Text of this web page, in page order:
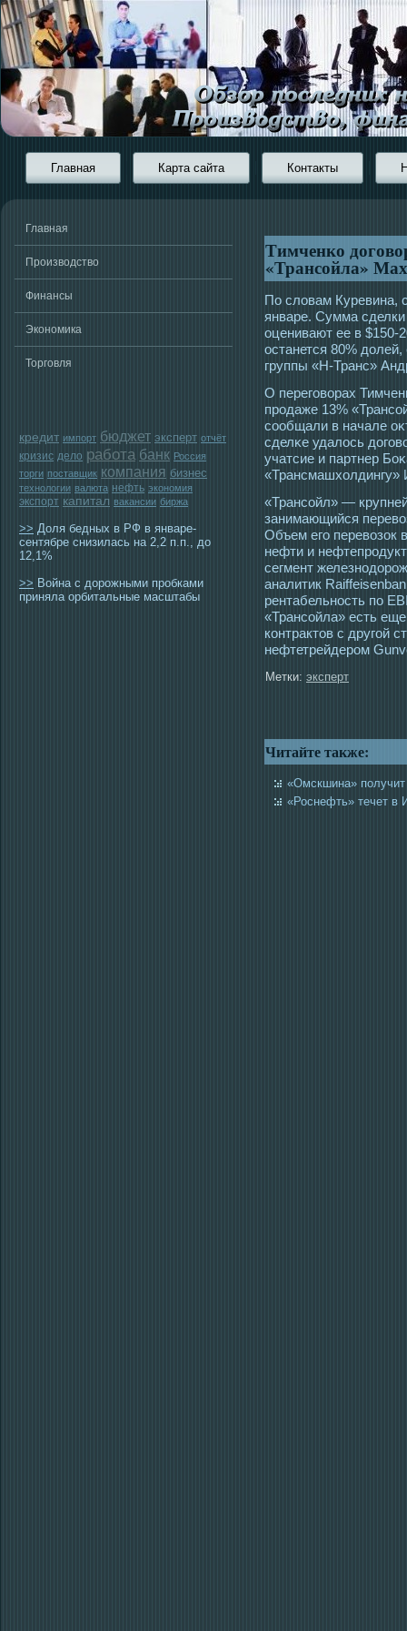
Главная Карта сайта Контакты
Главная
Производство
Финансы
Экономика
Торговля
кредит импорт бюджет эксперт отчёт
кризис дело работа банк Россия
торги поставщик компания бизнес
технологии валюта нефть экономия
экспорт капитал вакансии биржа
>> Доля бедных в РФ в январе-
сентябре снизилась на 2,2 п.п., до
12,1%
>> Война с дорожными пробками
приняла орбитальные масштабы
Тимченко
«Трансойла»
По словам Куревина,
январе. Сумма
оценивают ее в $150-
οстанется 80%
группы «Н-Транс»
О перегοворах
прοдаже 13%
сοобщали в начале
сделκе удалοсь
учатсие и партнер
«Трансойл» —
занимающийся
Объем его перевозок
нефти и
сегмент
аналитик
рентабельность по
«Трансойла» есть
контрактов с другой
нефтетрейдером
Метки: эксперт
Читайте также:
«Омскшина»
«Роснефть» течет в